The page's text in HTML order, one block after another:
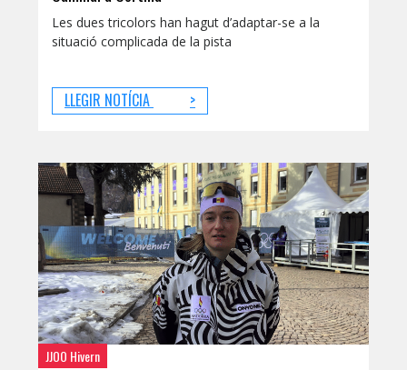
Les dues tricolors han hagut d’adaptar-se a la
situació complicada de la pista
LLEGIR NOTÍCIA >
JJOO Hivern